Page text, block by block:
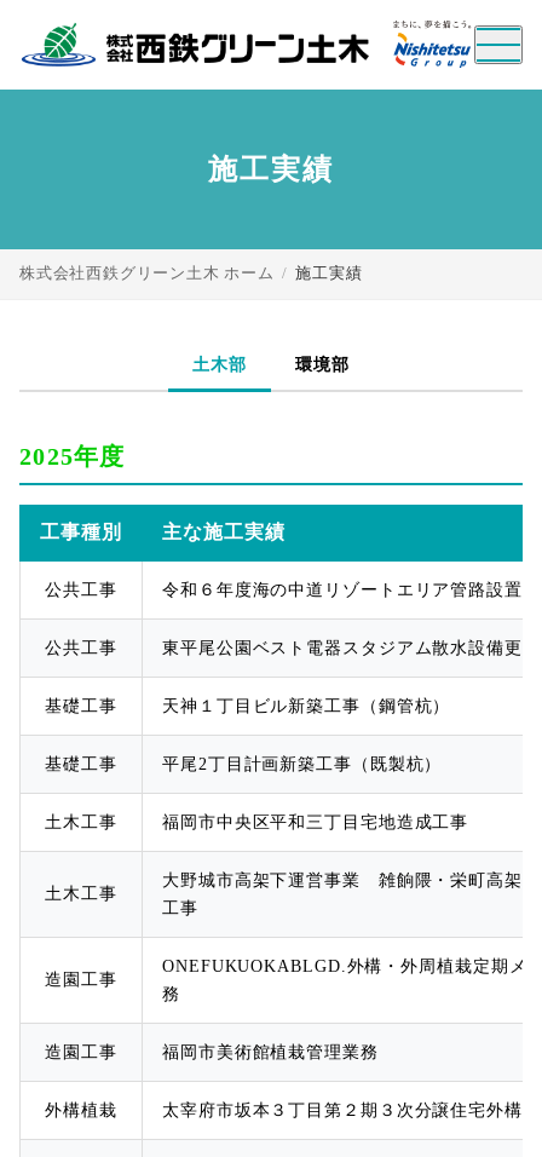
施工実績
株式会社西鉄グリーン土木 ホーム 施工実績
土木部 環境部
2025年度
工事種別 主な施工実績
公共工事 令和６年度海の中道リゾートエリア管路設置
公共工事 東平尾公園ベスト電器スタジアム散水設備更
基礎工事 天神１丁目ビル新築工事（鋼管杭）
基礎工事 平尾2丁目計画新築工事（既製杭）
土木工事 福岡市中央区平和三丁目宅地造成工事
土木工事
大野城市高架下運営事業 雑餉隈・栄町高架
工事
造園工事
ONEFUKUOKABLGD.外構・外周植栽定期メ
務
造園工事 福岡市美術館植栽管理業務
外構植栽 太宰府市坂本３丁目第２期３次分譲住宅外構
トル
モーダルのセクション説明
閉じる close
トル
モーダルのセクションタイトル
閉じるclose